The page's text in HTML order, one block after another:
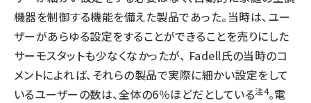
機器を制御する機能を備えた製品であった。当時は、ユー
ザーがあらゆる設定をすることができることを売りにした
サーモスタットも少なくなかったが、 Fadell氏の当時のコ
メントによれば、それらの製品で実際に細かい設定をして
いるユーザーの数は、全体の6％ほどだとしている注4。電